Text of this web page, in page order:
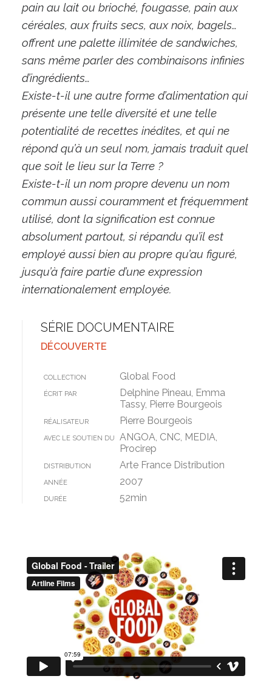
pain au lait ou brioché, fougasse, pain aux
céréales, aux fruits secs, aux noix, bagels…
offrent une palette illimitée de sandwiches,
sans même parler des combinaisons infinies
d’ingrédients…
Existe-t-il une autre forme d’alimentation qui
présente une telle diversité et une telle
potentialité de recettes inédites, et qui ne
répond qu’à un seul nom, jamais traduit quel
que soit le lieu sur la Terre ?
Existe-t-il un nom propre devenu un nom
commun aussi couramment et fréquemment
utilisé, dont la signification est connue
absolument partout, si répandu qu’il est
employé aussi bien au propre qu’au figuré,
jusqu’à faire partie d’une expression
internationalement employée.
SÉRIE DOCUMENTAIRE
DÉCOUVERTE
COLLECTION Global Food
ÉCRIT PAR
Delphine Pineau, Emma
Tassy, Pierre Bourgeois
RÉALISATEUR Pierre Bourgeois
AVEC LE SOUTIEN DU
ANGOA, CNC, MEDIA,
Procirep
DISTRIBUTION Arte France Distribution
ANNÉE 2007
DURÉE 52min